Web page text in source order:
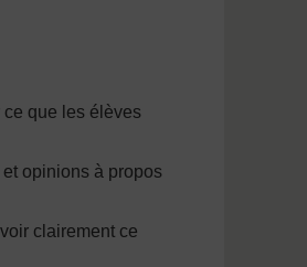
ce que les élèves
opinions à propos
clairement ce